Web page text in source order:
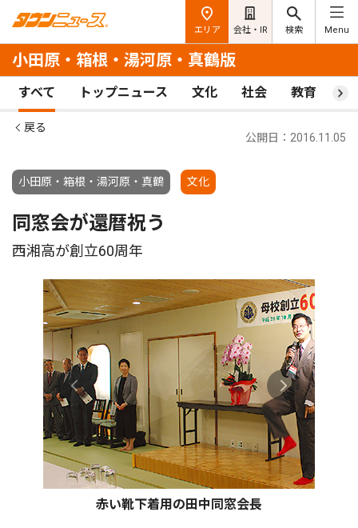
エリア 会社・IR 検索 Menu
小田原・箱根・湯河原・真鶴版
すべて トップニュース 文化 社会 教育 ス
戻る
小田原・箱根・湯河原・真鶴 文化
公開日：2016.11.05
同窓会が還暦祝う
西湘高が創立60周年
赤い靴下着用の田中同窓会長